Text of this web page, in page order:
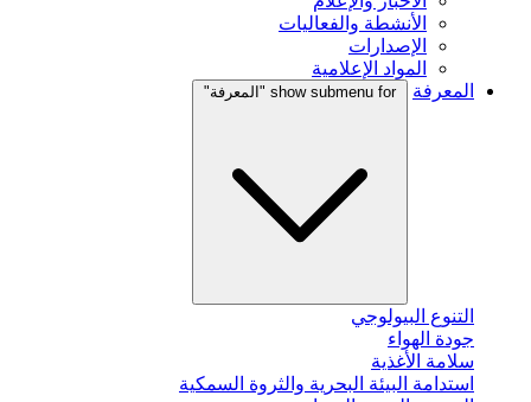
الأنشطة والفعاليات
الإصدارات
المواد الإعلامية
المعرفة
show submenu for "المعرفة"
التنوع البيولوجي
جودة الهواء
سلامة الأغذية
استدامة البيئة البحرية والثروة السمكية